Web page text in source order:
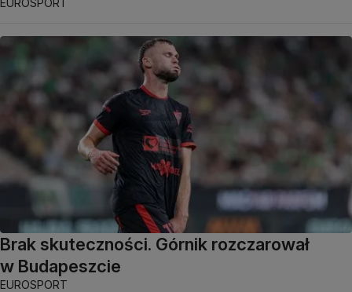
EUROSPORT
Brak skuteczności. Górnik rozczarował
w Budapeszcie
EUROSPORT